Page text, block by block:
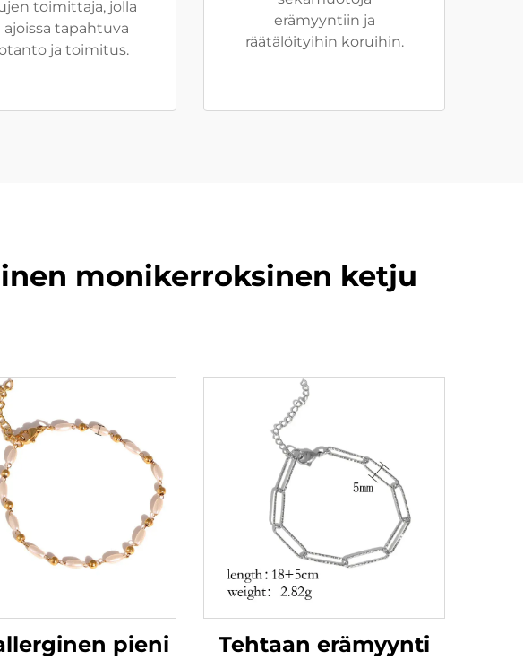
toimittaja, jolla
ajoissa tapahtuva
ja toimitus.
erämyyntiin ja
räätälöityihin koruihin.
monikerroksinen ketju
pieni
Tehtaan erämyynti